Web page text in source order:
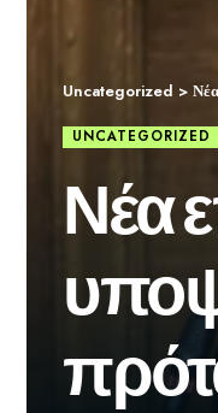
Uncategorized >
UNCATEGORIZED
Νέα